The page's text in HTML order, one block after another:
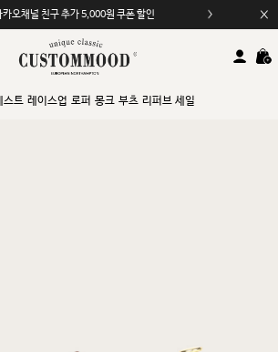
카오채널 친구 추가 5,000원 쿠폰 할인
모바일 앱 자동 2,000원 할인
스트 레이스업 로퍼 몽크 부츠 리퍼브 세일